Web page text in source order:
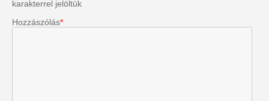
karakterrel jelöltük
Hozzászólás*